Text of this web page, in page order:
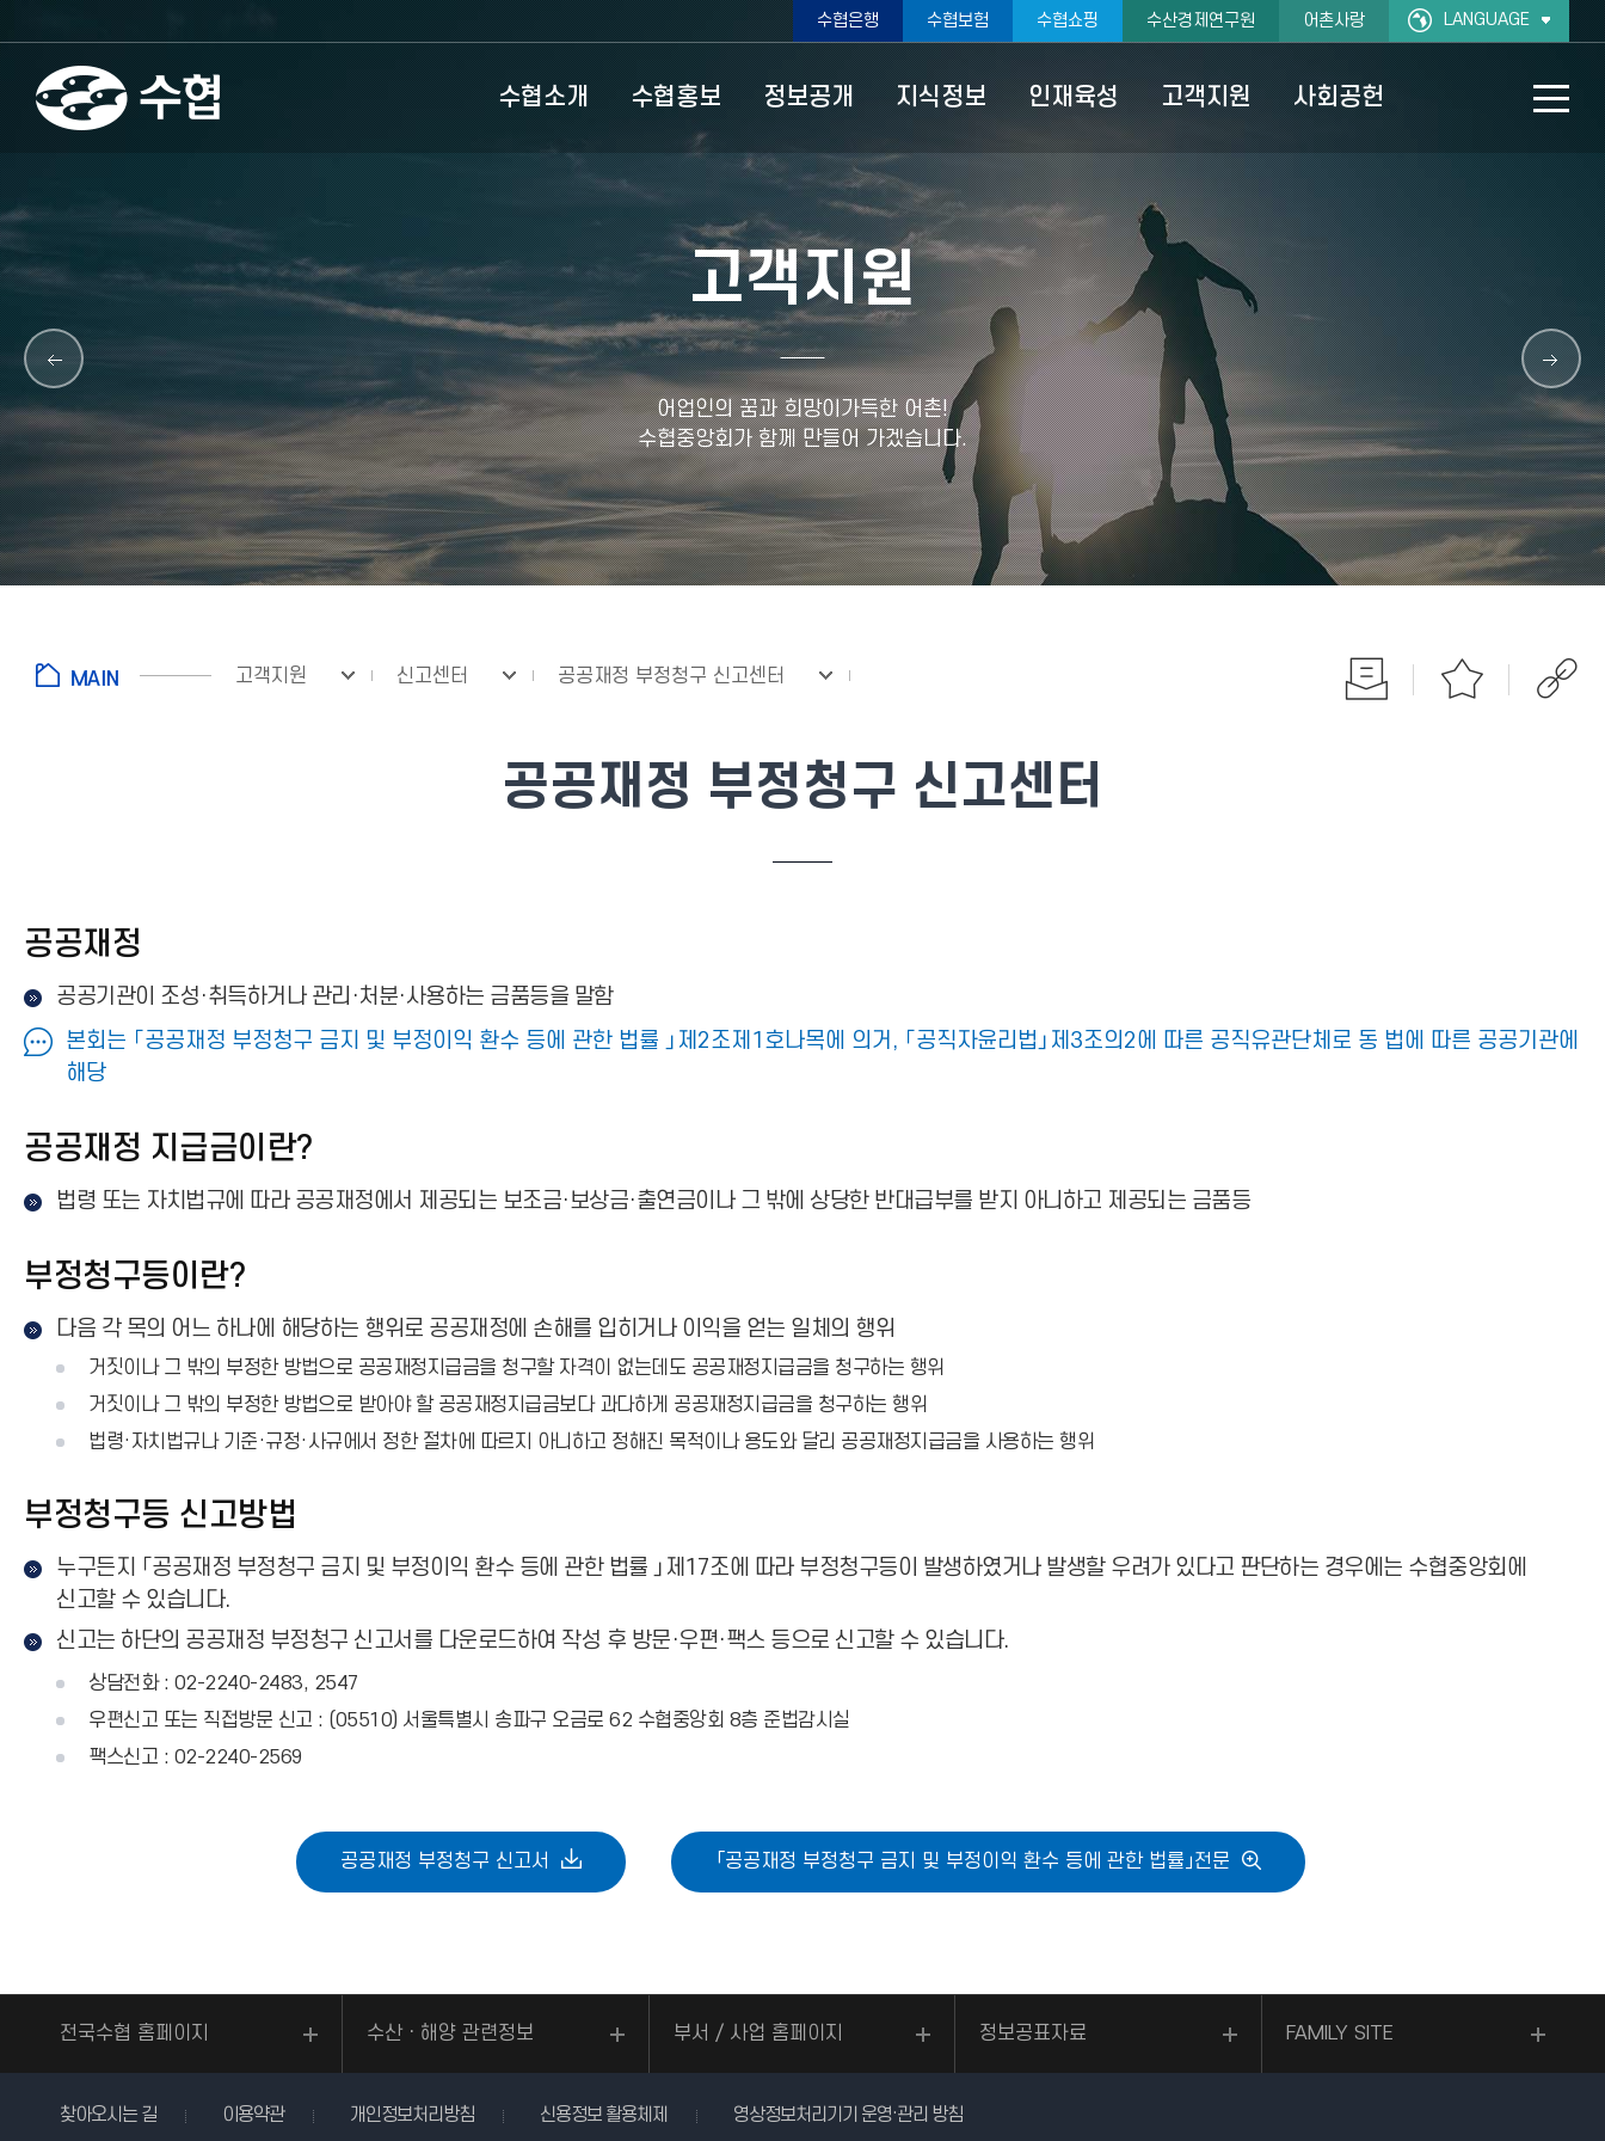
수협은행 수협보험 수협쇼핑 수산경제연구원 어촌사랑 LANGUAGE
수협소개 수협홍보 정보공개 지식정보 인재육성 고객지원 사회공헌
고객지원
어업인의 꿈과 희망이가득한 어촌!
수협중앙회가 함께 만들어 가겠습니다.
고객지원 신고센터 공공재정 부정청구 신고센터
공공재정 부정청구 신고센터
공공재정
공공기관이 조성·취득하거나 관리·처분·사용하는 금품등을 말함
본회는 「공공재정 부정청구 금지 및 부정이익 환수 등에 관한 법률 」제2조제1호나목에 의거, 「공직자윤리법」제3조의2에 따른 공직유관단체로 동 법에 따른 공공기관에
해당
공공재정 지급금이란?
법령 또는 자치법규에 따라 공공재정에서 제공되는 보조금·보상금·출연금이나 그 밖에 상당한 반대급부를 받지 아니하고 제공되는 금품등
부정청구등이란?
다음 각 목의 어느 하나에 해당하는 행위로 공공재정에 손해를 입히거나 이익을 얻는 일체의 행위
거짓이나 그 밖의 부정한 방법으로 공공재정지급금을 청구할 자격이 없는데도 공공재정지급금을 청구하는 행위
거짓이나 그 밖의 부정한 방법으로 받아야 할 공공재정지급금보다 과다하게 공공재정지급금을 청구하는 행위
법령·자치법규나 기준·규정·사규에서 정한 절차에 따르지 아니하고 정해진 목적이나 용도와 달리 공공재정지급금을 사용하는 행위
부정청구등 신고방법
누구든지 「공공재정 부정청구 금지 및 부정이익 환수 등에 관한 법률 」제17조에 따라 부정청구등이 발생하였거나 발생할 우려가 있다고 판단하는 경우에는 수협중앙회에
신고할 수 있습니다.
신고는 하단의 공공재정 부정청구 신고서를 다운로드하여 작성 후 방문·우편·팩스 등으로 신고할 수 있습니다.
상담전화 : 02-2240-2483, 2547
우편신고 또는 직접방문 신고 : (05510) 서울특별시 송파구 오금로 62 수협중앙회 8층 준법감시실
팩스신고 : 02-2240-2569
공공재정 부정청구 신고서 「공공재정 부정청구 금지 및 부정이익 환수 등에 관한 법률」전문
전국수협 홈페이지 수산ㆍ해양 관련정보 부서 / 사업 홈페이지 정보공표자료 FAMILY SITE
찾아오시는 길 이용약관 개인정보처리방침 신용정보 활용체제 영상정보처리기기 운영·관리 방침